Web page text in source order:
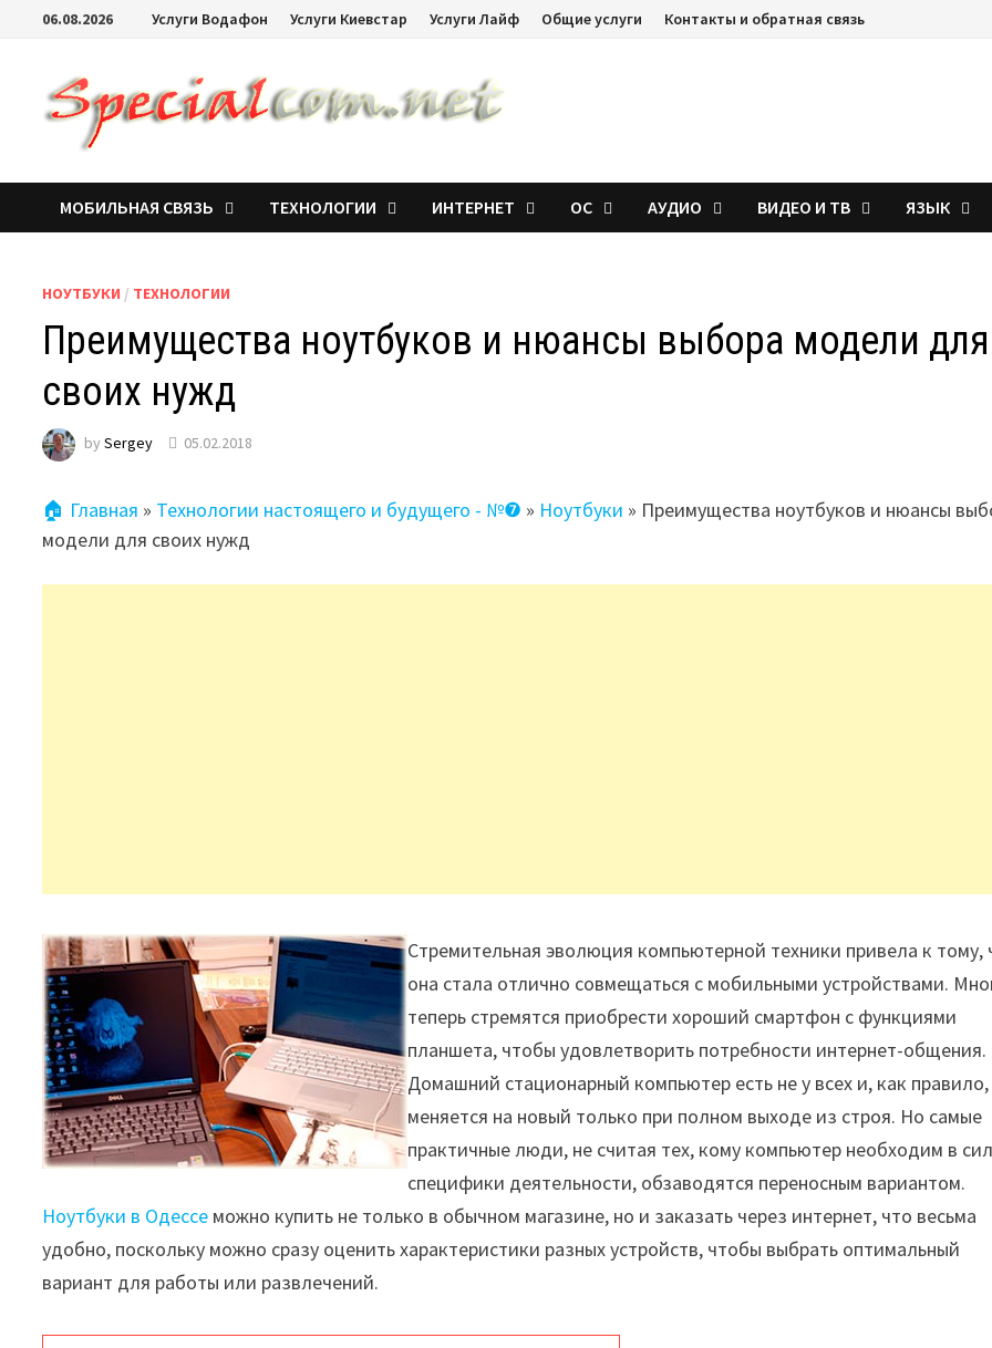
06.08.2026 Услуги Водафон Услуги Киевстар Услуги Лайф Общие услуги Контакты и обратная связь
МОБИЛЬНАЯ СВЯЗЬ ТЕХНОЛОГИИ ИНТЕРНЕТ ОС АУДИО ВИДЕО И ТВ ЯЗЫК
НОУТБУКИ / ТЕХНОЛОГИИ
Преимущества ноутбуков и нюансы выбора модели для
своих нужд
bySergey 05.02.2018
🏠 Главная » Технологии настоящего и будущего - №❼ » Ноутбуки » Преимущества ноутбуков и нюансы
модели для своих нужд
Стремительная эволюция компьютерной техники привела к тому,
она стала отлично совмещаться с мобильными устройствами.
теперь стремятся приобрести хороший смартфон с функциями
планшета, чтобы удовлетворить потребности интернет-общения.
Домашний стационарный компьютер есть не у всех и, как правило,
меняется на новый только при полном выходе из строя. Но самые
практичные люди, не считая тех, кому компьютер необходим в
специфики деятельности, обзаводятся переносным вариантом.
Ноутбуки в Одессе можно купить не только в обычном магазине, но и заказать через интернет, что весьма
удобно, поскольку можно сразу оценить характеристики разных устройств, чтобы выбрать оптимальный
вариант для работы или развлечений.